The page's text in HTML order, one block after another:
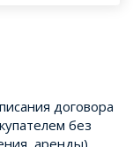
договора
без
аренды).